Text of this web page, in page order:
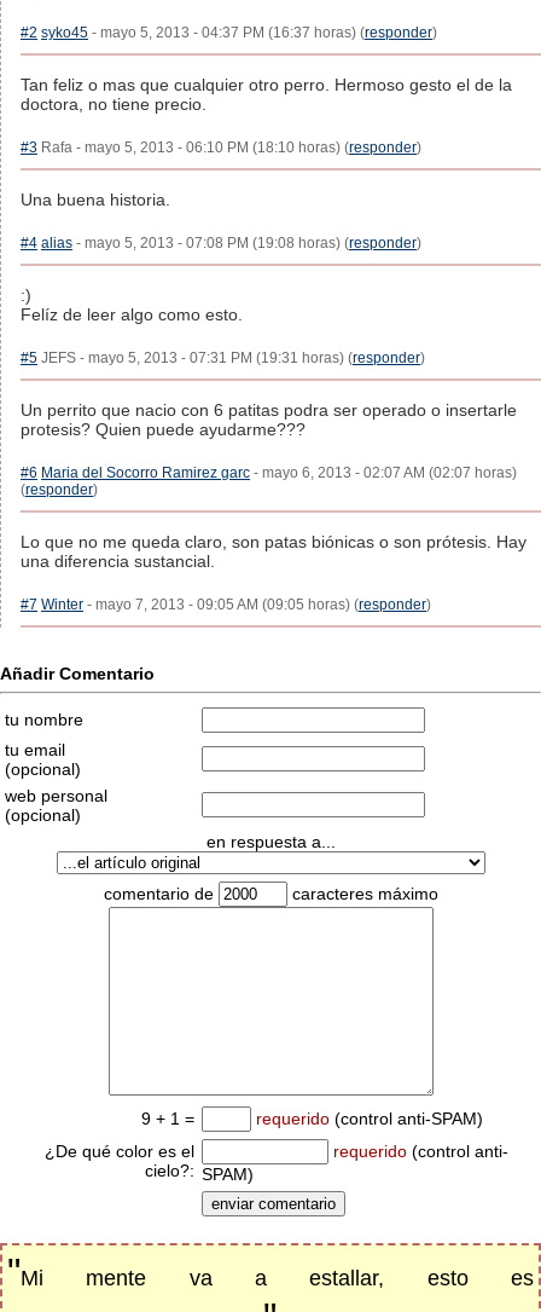
#2 syko45 - mayo 5, 2013 - 04:37 PM (16:37 horas) (responder)
Tan feliz o mas que cualquier otro perro. Hermoso gesto el de la
doctora, no tiene precio.
#3 Rafa - mayo 5, 2013 - 06:10 PM (18:10 horas) (responder)
Una buena historia.
#4 alias - mayo 5, 2013 - 07:08 PM (19:08 horas) (responder)
:)
Felíz de leer algo como esto.
#5 JEFS - mayo 5, 2013 - 07:31 PM (19:31 horas) (responder)
Un perrito que nacio con 6 patitas podra ser operado o insertarle
protesis? Quien puede ayudarme???
#6 Maria del Socorro Ramirez garc - mayo 6, 2013 - 02:07 AM (02:07 horas)
(responder)
Lo que no me queda claro, son patas biónicas o son prótesis. Hay
una diferencia sustancial.
#7 Winter - mayo 7, 2013 - 09:05 AM (09:05 horas) (responder)
Añadir Comentario
tu nombre
tu email
(opcional)
web personal
(opcional)
en respuesta a...
comentario de caracteres máximo
9 + 1 = requerido (control anti-SPAM)
¿De qué color es el
cielo?:
requerido (control anti-
SPAM)
"Mi mente va a estallar, esto es